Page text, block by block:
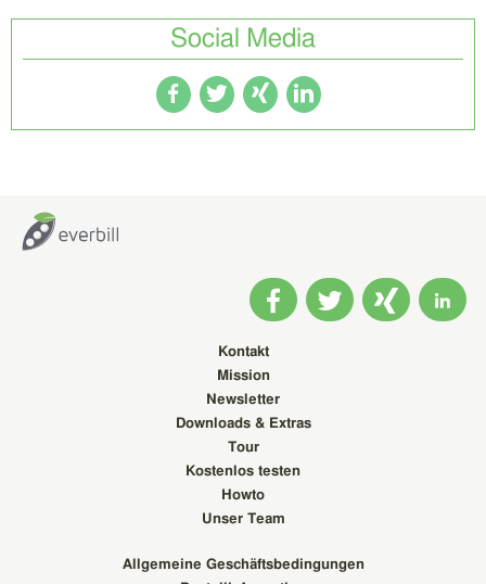
Social Media
Kontakt
Mission
Newsletter
Downloads & Extras
Tour
Kostenlos testen
Howto
Unser Team
Allgemeine Geschäftsbedingungen